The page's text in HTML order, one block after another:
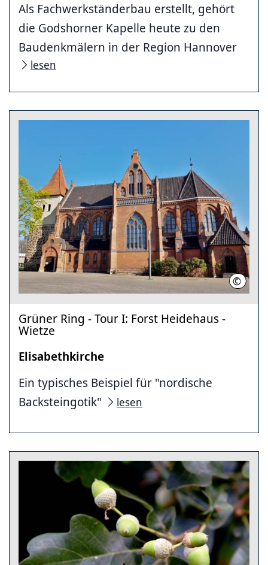
Als Fachwerkständerbau erstellt, gehört
die Godshorner Kapelle heute zu den
Baudenkmälern in der Region Hannover
lesen
©
Grüner Ring - Tour I: Forst Heidehaus -
Wietze
Elisabethkirche
Ein typisches Beispiel für "nordische
Backsteingotik"
lesen